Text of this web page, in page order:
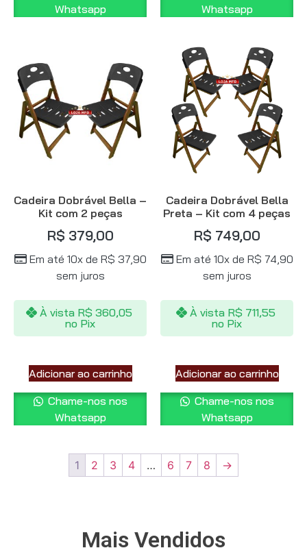
Whatsapp
Whatsapp
Cadeira Dobrável Bella –
Kit com 2 peças
R$ 379,00
Em até 10x de R$ 37,90
sem juros
À vista R$ 360,05
no Pix
Adicionar ao carrinho
Chame-nos nos
Whatsapp
Cadeira Dobrável Bella
Preta – Kit com 4 peças
R$ 749,00
Em até 10x de R$ 74,90
sem juros
À vista R$ 711,55
no Pix
Adicionar ao carrinho
Chame-nos nos
Whatsapp
1 2 3 4 … 6 7 8 →
Mais Vendidos